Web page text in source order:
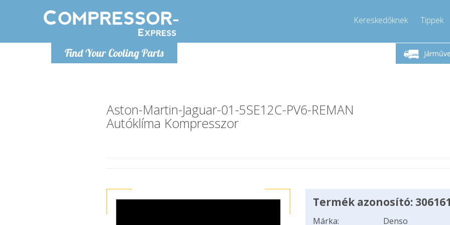
Find Your Cooling Parts
Kereskedőknek Tippek
Hétfő-Péntek 9-17
Hívjon!
Aston-Martin-Jaguar-01-5SE12C-PV6-REMAN
Autóklíma Kompresszor
Termék azonosító:
Márka:
Denso